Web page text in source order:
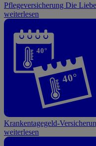
Pflegeversicherung Die
weiterlesen
40°
40°
Krankentagegeld-
weiterlesen